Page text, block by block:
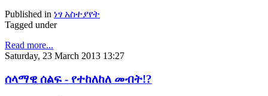
Published in ነፃ አስተያየት
Tagged under
Read more...
Saturday, 23 March 2013 13:27
ሰላማዊ ሰልፍ - የተከለከለ መብት!?